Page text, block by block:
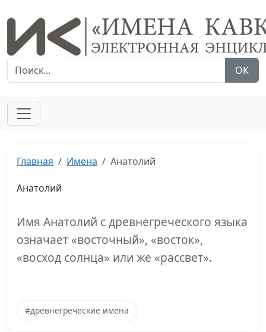
ОК
Главная Имена Анатолий
Анатолий
Имя Анатолий с древнегреческого языка
означает «восточный», «восток»,
«восход солнца» или же «рассвет».
#древнегреческие имена